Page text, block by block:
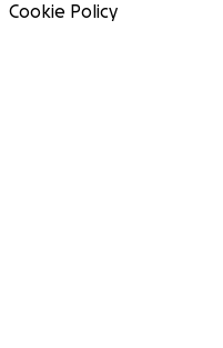
Cookie Policy